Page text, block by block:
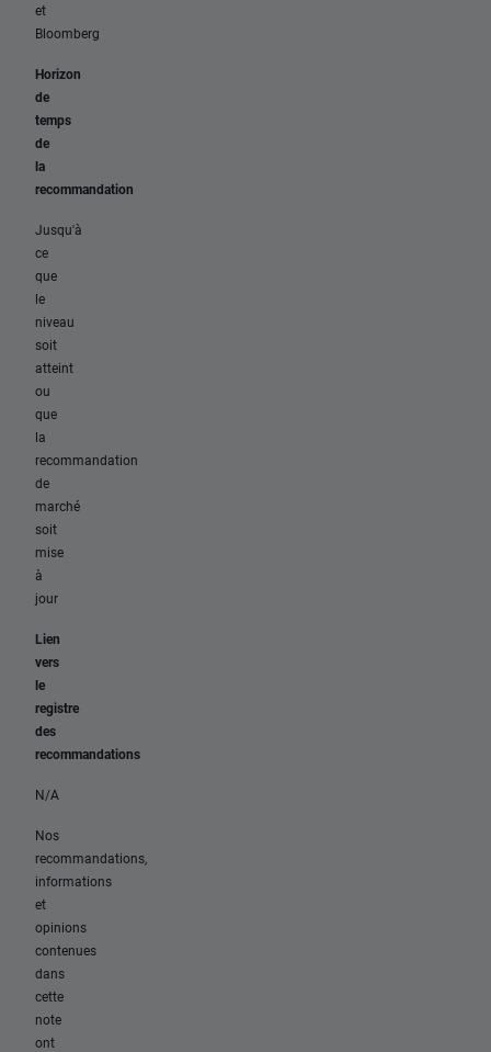
et
Bloomberg
Horizon
de
temps
de
la
recommandation
Jusqu'à
ce
que
le
niveau
soit
atteint
ou
que
la
recommandation
de
marché
soit
mise
à
jour
Lien
vers
le
registre
des
recommandations
N/A
Nos
recommandations,
informations
et
opinions
contenues
dans
cette
note
ont